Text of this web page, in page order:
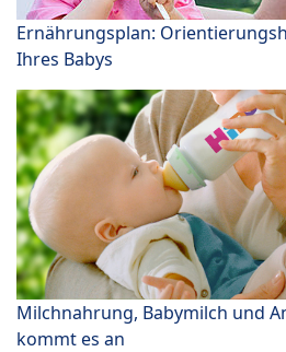
Ernährungsplan:
Ihres Babys
Milchnahrung, Babymilch und
kommt es an